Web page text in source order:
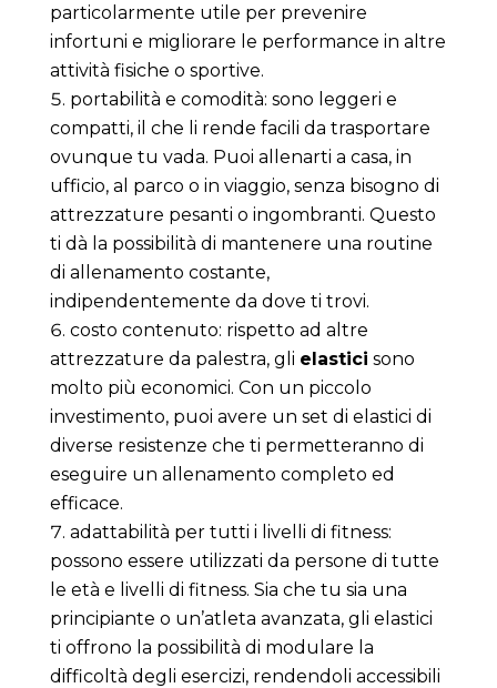
particolarmente utile per prevenire
infortuni e migliorare le performance in altre
attività fisiche o sportive.
portabilità e comodità: sono leggeri e
compatti, il che li rende facili da trasportare
ovunque tu vada. Puoi allenarti a casa, in
ufficio, al parco o in viaggio, senza bisogno di
attrezzature pesanti o ingombranti. Questo
ti dà la possibilità di mantenere una routine
di allenamento costante,
indipendentemente da dove ti trovi.
costo contenuto: rispetto ad altre
attrezzature da palestra, gli elastici sono
molto più economici. Con un piccolo
investimento, puoi avere un set di elastici di
diverse resistenze che ti permetteranno di
eseguire un allenamento completo ed
efficace.
adattabilità per tutti i livelli di fitness:
possono essere utilizzati da persone di tutte
le età e livelli di fitness. Sia che tu sia una
principiante o un’atleta avanzata, gli elastici
ti offrono la possibilità di modulare la
difficoltà degli esercizi, rendendoli accessibili